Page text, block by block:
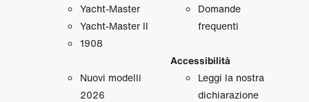
Yacht‑Master
Yacht‑Master II
1908
Nuovi modelli
2026
Domande
frequenti
Accessibilità
Leggi la nostra
dichiarazione